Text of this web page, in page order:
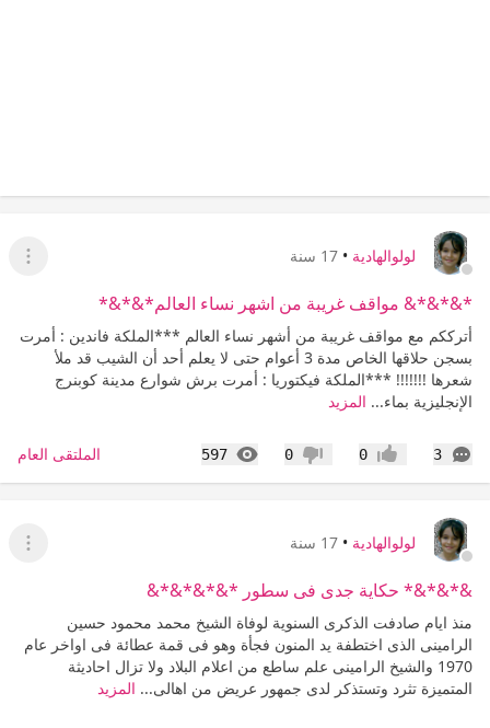
لولوالهادية • 17 سنة
عرض
*&*&*& مواقف غريبة من اشهر نساء العالم*&*&*
أترككم مع مواقف غريبة من أشهر نساء العالم ***الملكة فاندين : أمرت
بسجن حلاقها الخاص مدة 3 أعوام حتى لا يعلم أحد أن الشيب قد ملأ
شعرها !!!!!!! ***الملكة فيكتوريا : أمرت برش شوارع مدينة كوبنرج
الإنجليزية بماء... المزيد
3
التعليقات إعجاب0 عدم إعجاب
0
597
المشاهدات الملتقى العام
لولوالهادية • 17 سنة
عرض
&*&*&* حكاية جدى فى سطور *&*&*&*&
منذ ايام صادفت الذكرى السنوية لوفاة الشيخ محمد محمود حسين
الرامينى الذى اختطفة يد المنون فجأة وهو فى قمة عطائة فى اواخر عام
1970 والشيخ الرامينى علم ساطع من اعلام البلاد ولا تزال احاديثة
المتميزة تثرد وتستذكر لدى جمهور عريض من اهالى... المزيد